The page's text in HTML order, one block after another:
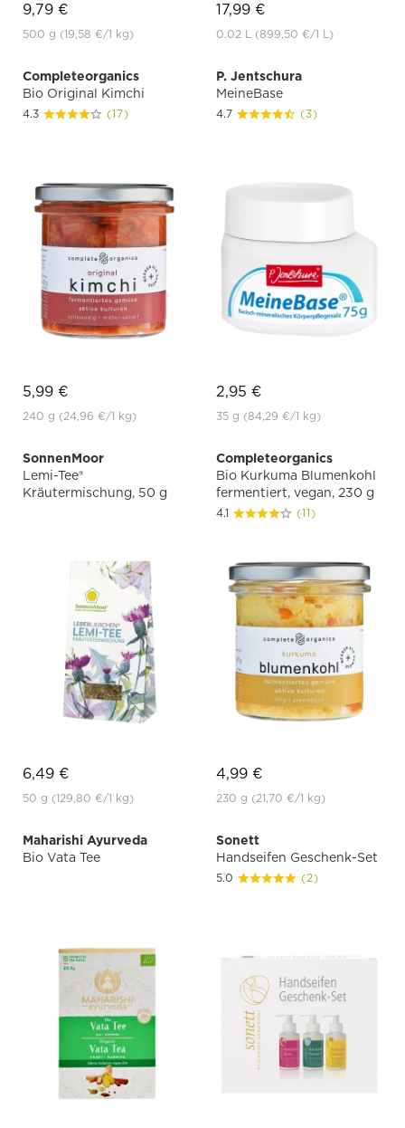
9,79 €
500 g (19,58 €/1 kg)
17,99 €
0.02 L (899,50 €/1 L)
Completeorganics
Bio Original Kimchi
4.3 (17)
5,99 €
240 g (24,96 €/1 kg)
P. Jentschura
MeineBase
4.7 (3)
2,95 €
35 g (84,29 €/1 kg)
SonnenMoor
Lemi-Tee®
Kräutermischung, 50 g
6,49 €
50 g (129,80 €/1 kg)
Completeorganics
Bio Kurkuma Blumenkohl
fermentiert, vegan, 230 g
4.1 (11)
4,99 €
230 g (21,70 €/1 kg)
Maharishi Ayurveda
Bio Vata Tee
Sonett
Handseifen Geschenk-Set
5.0 (2)